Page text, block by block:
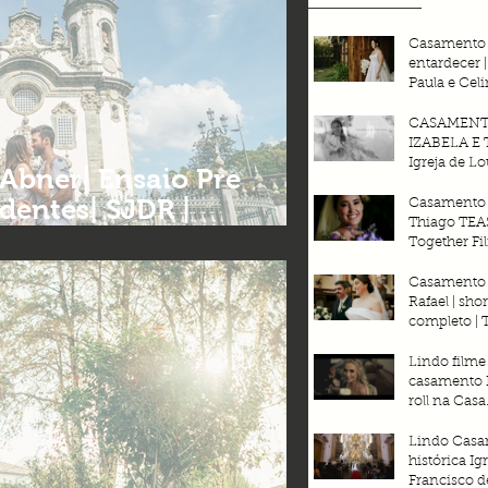
Casamento
entardecer
Paula e
IZABELA E
Igreja de
Together
Casamento
Thiago
Together
Casamento
Rafael |
completo |
Lindo filme
casamento
roll na Casa
Horizonte |
filmes
Lindo
histórica
Francisco
SJDR |